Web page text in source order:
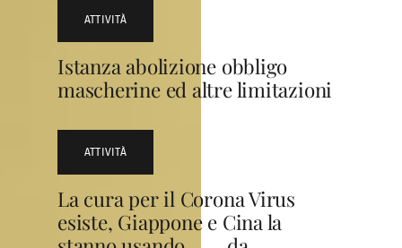
ATTIVITÀ
Istanza abolizione obbligo
mascherine ed altre limitazioni
ATTIVITÀ
La cura per il Corona Virus
esiste, Giappone e Cina la